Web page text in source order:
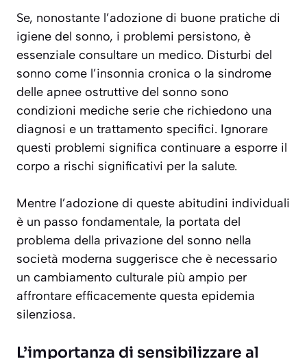
Se, nonostante l’adozione di buone pratiche di
igiene del sonno, i problemi persistono, è
essenziale consultare un medico. Disturbi del
sonno come l’insonnia cronica o la sindrome
delle apnee ostruttive del sonno sono
condizioni mediche serie che richiedono una
diagnosi e un trattamento specifici. Ignorare
questi problemi significa continuare a esporre il
corpo a rischi significativi per la salute.
Mentre l’adozione di queste abitudini individuali
è un passo fondamentale, la portata del
problema della privazione del sonno nella
società moderna suggerisce che è necessario
un cambiamento culturale più ampio per
affrontare efficacemente questa epidemia
silenziosa.
L’importanza di sensibilizzare al